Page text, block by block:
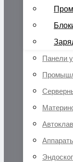
Панели